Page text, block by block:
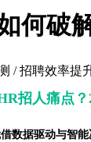
何破
/ 招聘效率提
招人痛点
数据驱动与智